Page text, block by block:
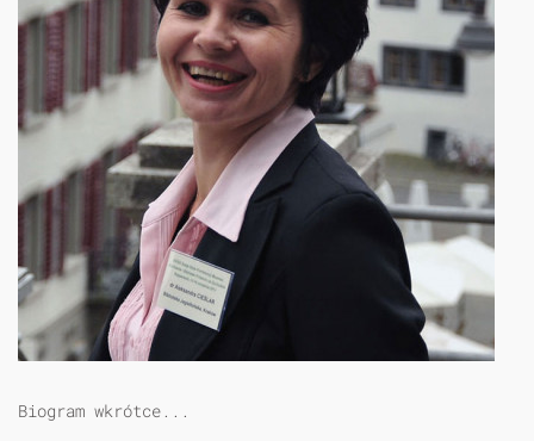
Biogram wkrótce...